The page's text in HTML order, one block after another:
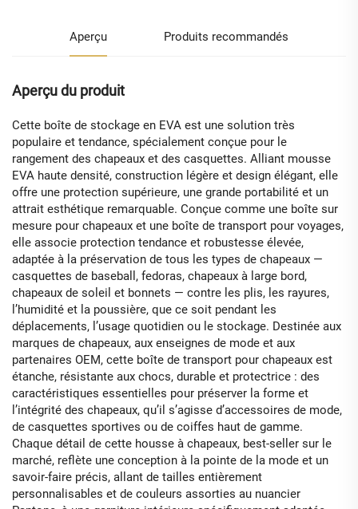
Aperçu Produits recommandés
Aperçu du produit
Cette boîte de stockage en EVA est une solution très
populaire et tendance, spécialement conçue pour le
rangement des chapeaux et des casquettes. Alliant mousse
EVA haute densité, construction légère et design élégant, elle
offre une protection supérieure, une grande portabilité et un
attrait esthétique remarquable. Conçue comme une boîte sur
mesure pour chapeaux et une boîte de transport pour voyages,
elle associe protection tendance et robustesse élevée,
adaptée à la préservation de tous les types de chapeaux —
casquettes de baseball, fedoras, chapeaux à large bord,
chapeaux de soleil et bonnets — contre les plis, les rayures,
l’humidité et la poussière, que ce soit pendant les
déplacements, l’usage quotidien ou le stockage. Destinée aux
marques de chapeaux, aux enseignes de mode et aux
partenaires OEM, cette boîte de transport pour chapeaux est
étanche, résistante aux chocs, durable et protectrice : des
caractéristiques essentielles pour préserver la forme et
l’intégrité des chapeaux, qu’il s’agisse d’accessoires de mode,
de casquettes sportives ou de coiffes haut de gamme.
Chaque détail de cette housse à chapeaux, best-seller sur le
marché, reflète une conception à la pointe de la mode et un
savoir-faire précis, allant de tailles entièrement
personnalisables et de couleurs assorties au nuancier